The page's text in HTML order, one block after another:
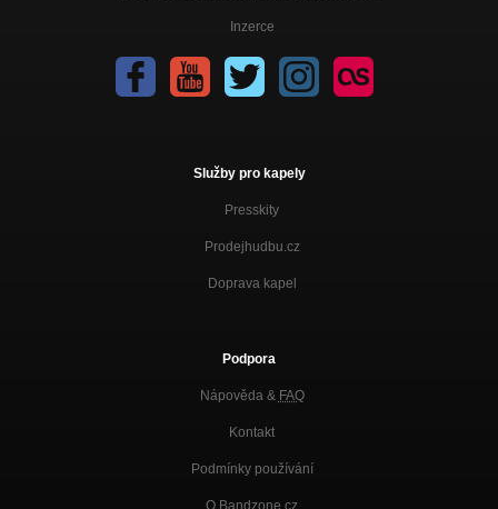
Inzerce
Služby pro kapely
Presskity
Prodejhudbu.cz
Doprava kapel
Podpora
Nápověda & FAQ
Kontakt
Podmínky používání